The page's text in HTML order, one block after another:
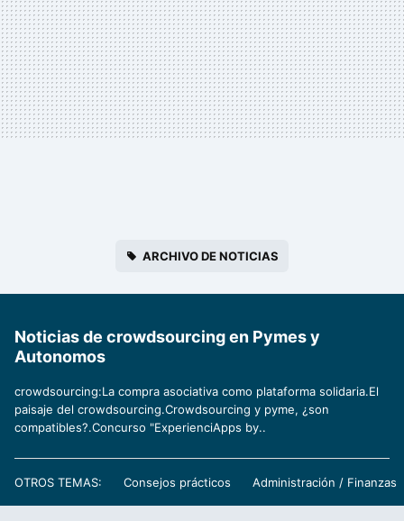
ARCHIVO DE NOTICIAS
Noticias de crowdsourcing en Pymes y
Autonomos
crowdsourcing:La compra asociativa como plataforma solidaria.El
paisaje del crowdsourcing.Crowdsourcing y pyme, ¿son
compatibles?.Concurso "ExperienciApps by..
OTROS TEMAS: Consejos prácticos Administración / Finanzas